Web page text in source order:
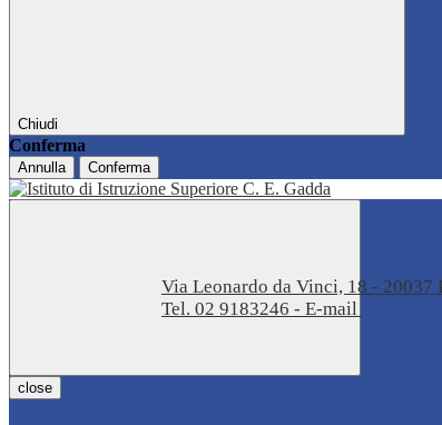
Chiudi
Conferma
Annulla Conferma
Via Leonardo da Vinci, 18 - 20037
Tel. 02 9183246 - E-mail
close